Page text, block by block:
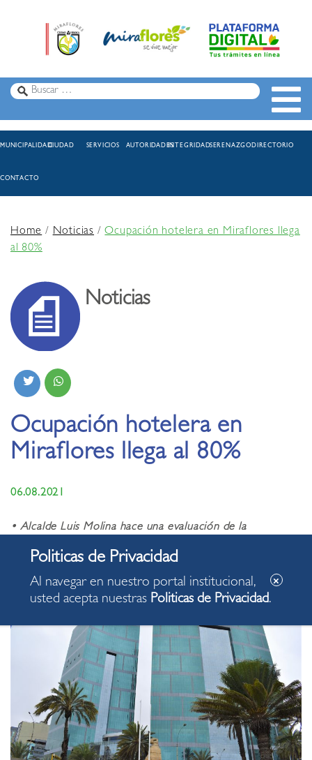
MUNICIPALIDADCIUDAD SERVICIOS AUTORIDADESINTEGRIDADSERENAZGODIRECTORIO
CONTACTO
Home/Noticias /Ocupación hotelera en Miraflores llega
al 80%
Noticias
Ocupación hotelera en
Miraflores llega al 80%
06.08.2021
• Alcalde Luis Molina hace una evaluación de la
perspectivas de desarrollo.
Al navegar en nuestro portal institucional,
usted acepta nuestras Politicas de Privacidad.